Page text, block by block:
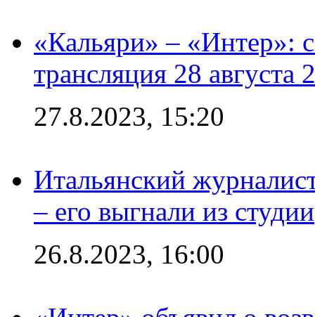
«Кальяри» – «Интер»:
трансляция 28 августа
27.8.2023, 15:20
Итальянский
– его выгнали из студии
26.8.2023, 16:00